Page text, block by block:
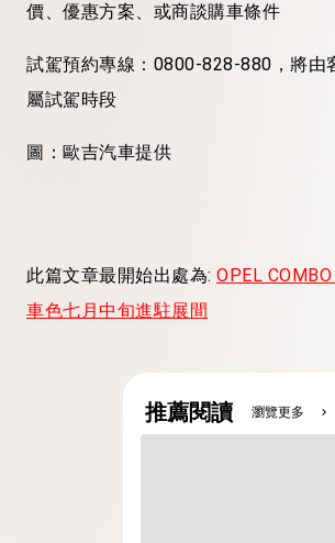
價、優惠方案、 或商談購車條件
試駕預約專線： 0800-828-880 ，將
屬試駕時段
圖：歐吉汽車提供
此篇文章最開始出處為: OPEL
車色七月中旬進駐展間
推薦閱讀 瀏覽更多 chevron_right